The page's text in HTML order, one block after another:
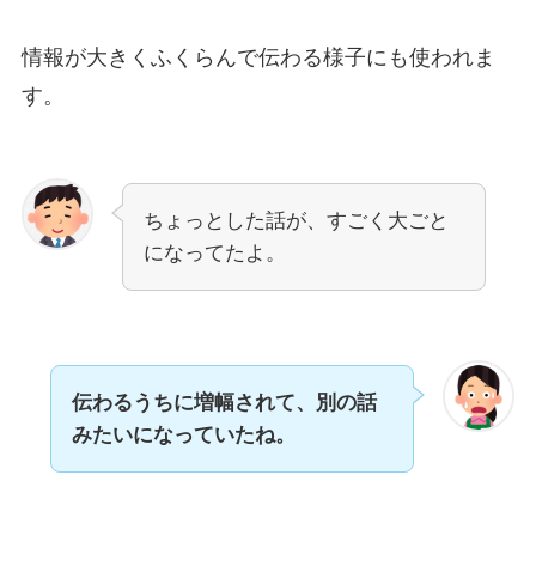
情報が大きくふくらんで伝わる様子にも使われま
す。
ちょっとした話が、すごく大ごと
になってたよ。
伝わるうちに増幅されて、別の話
みたいになっていたね。